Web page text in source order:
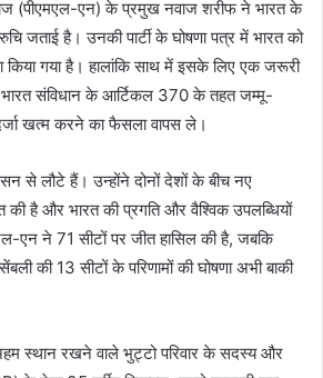
(पीएमएल-एन) के प्रमुख नवाज शरीफ ने भारत के
जताई है। उनकी पार्टी के घोषणा पत्र में भारत को
किया गया है। हालांकि साथ में इसके लिए एक जरूरी
भारत संविधान के आर्टिकल 370 के तहत जम्मू-
खत्म करने का फैसला वापस ले।
से लौटे हैं। उन्होंने दोनों देशों के बीच नए
है और भारत की प्रगति और वैश्विक उपलब्धियों
एन ने 71 सीटों पर जीत हासिल की है, जबकि
की 13 सीटों के परिणामों की घोषणा अभी बाकी
स्थान रखने वाले भुट्टो परिवार के सदस्य और